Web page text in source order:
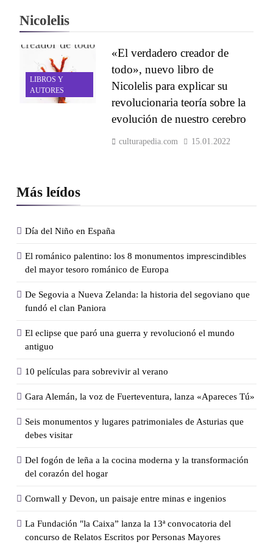
Más leídos
Día del Niño en España
El románico palentino: los 8 monumentos imprescindibles
del mayor tesoro románico de Europa
De Segovia a Nueva Zelanda: la historia del segoviano que
fundó el clan Paniora
El eclipse que paró una guerra y revolucionó el mundo
antiguo
10 películas para sobrevivir al verano
Gara Alemán, la voz de Fuerteventura, lanza «Apareces Tú»
Seis monumentos y lugares patrimoniales de Asturias que
debes visitar
Del fogón de leña a la cocina moderna y la transformación
del corazón del hogar
Cornwall y Devon, un paisaje entre minas e ingenios
La Fundación "la Caixa” lanza la 13ª convocatoria del
concurso de Relatos Escritos por Personas Mayores
Nicolelis
LIBROS Y
AUTORES
«El verdadero creador de
todo», nuevo libro de
Nicolelis para explicar su
revolucionaria teoría sobre la
evolución de nuestro cerebro
culturapedia.com 15.01.2022